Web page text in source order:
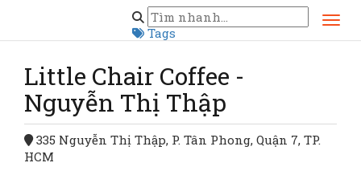
Tags
Hồ Chí Minh
Little Chair Coffee - Nguyễn Thị Thập
Little Chair Coffee -
Nguyễn Thị Thập
335 Nguyễn Thị Thập, P. Tân Phong, Quận 7, TP.
HCM